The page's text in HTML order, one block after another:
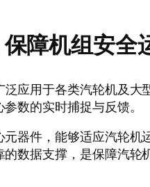
障机组安全
泛应用于各类汽轮机及
数的实时捕捉与反馈。
器件，能够适应汽轮
数据支撑，是保障汽